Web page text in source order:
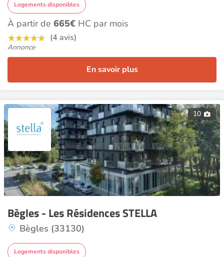
Logements disponibles
À partir de 665€ HC par mois
(4 avis)
Annonce
En savoir plus
10
Bègles - Les Résidences STELLA
Bègles (33130)
Logements disponibles